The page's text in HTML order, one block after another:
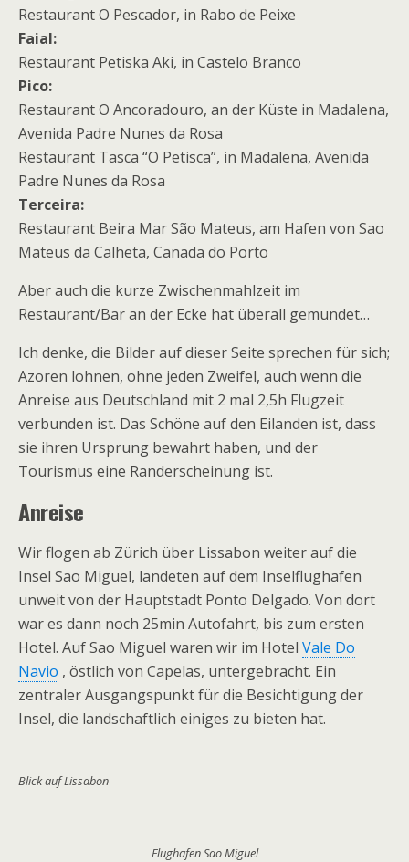
Restaurant O Pescador, in Rabo de Peixe
Faial:
Restaurant Petiska Aki, in Castelo Branco
Pico:
Restaurant O Ancoradouro, an der Küste in Madalena,
Avenida Padre Nunes da Rosa
Restaurant Tasca “O Petisca”, in Madalena, Avenida
Padre Nunes da Rosa
Terceira:
Restaurant Beira Mar São Mateus, am Hafen von Sao
Mateus da Calheta, Canada do Porto
Aber auch die kurze Zwischenmahlzeit im
Restaurant/Bar an der Ecke hat überall gemundet…
Ich denke, die Bilder auf dieser Seite sprechen für sich;
Azoren lohnen, ohne jeden Zweifel, auch wenn die
Anreise aus Deutschland mit 2 mal 2,5h Flugzeit
verbunden ist. Das Schöne auf den Eilanden ist, dass
sie ihren Ursprung bewahrt haben, und der
Tourismus eine Randerscheinung ist.
Anreise
Wir flogen ab Zürich über Lissabon weiter auf die
Insel Sao Miguel, landeten auf dem Inselflughafen
unweit von der Hauptstadt Ponto Delgado. Von dort
war es dann noch 25min Autofahrt, bis zum ersten
Hotel. Auf Sao Miguel waren wir im Hotel Vale Do
Navio , östlich von Capelas, untergebracht. Ein
zentraler Ausgangspunkt für die Besichtigung der
Insel, die landschaftlich einiges zu bieten hat.
Blick auf Lissabon
Flughafen Sao Miguel